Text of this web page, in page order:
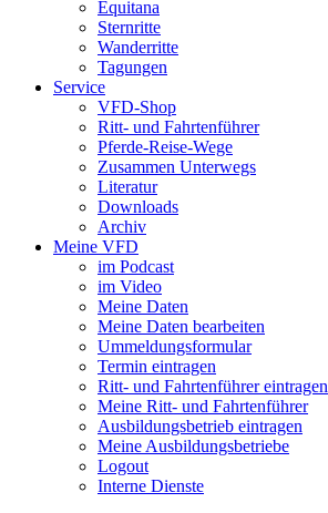
Equitana
Sternritte
Wanderritte
Tagungen
Service
VFD-Shop
Ritt- und Fahrtenführer
Pferde-Reise-Wege
Zusammen Unterwegs
Literatur
Downloads
Archiv
Meine VFD
im Podcast
im Video
Meine Daten
Meine Daten bearbeiten
Ummeldungsformular
Termin eintragen
Ritt- und Fahrtenführer eintragen
Meine Ritt- und Fahrtenführer
Ausbildungsbetrieb eintragen
Meine Ausbildungsbetriebe
Logout
Interne Dienste